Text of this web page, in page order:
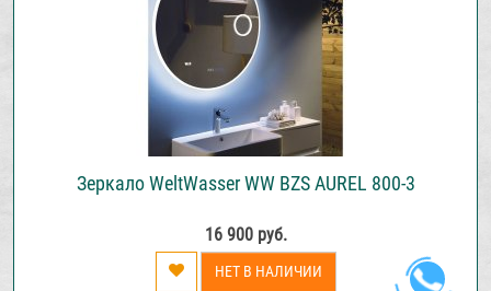
Зеркало WeltWasser WW BZS AUREL 800-3
16 900 руб.
НЕТ В НАЛИЧИИ